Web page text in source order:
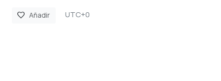
favorite Añadir UTC+0